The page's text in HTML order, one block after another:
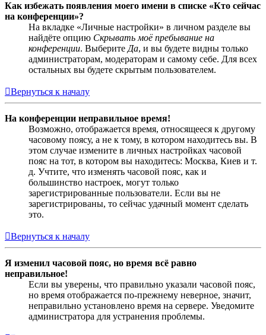
Как избежать появления моего имени в списке «Кто сейчас
на конференции»?
На вкладке «Личные настройки» в личном разделе вы
найдёте опцию Скрывать моё пребывание на
конференции. Выберите Да, и вы будете видны только
администраторам, модераторам и самому себе. Для всех
остальных вы будете скрытым пользователем.
Вернуться к началу
На конференции неправильное время!
Возможно, отображается время, относящееся к другому
часовому поясу, а не к тому, в котором находитесь вы. В
этом случае измените в личных настройках часовой
пояс на тот, в котором вы находитесь: Москва, Киев и т.
д. Учтите, что изменять часовой пояс, как и
большинство настроек, могут только
зарегистрированные пользователи. Если вы не
зарегистрированы, то сейчас удачный момент сделать
это.
Вернуться к началу
Я изменил часовой пояс, но время всё равно
неправильное!
Если вы уверены, что правильно указали часовой пояс,
но время отображается по-прежнему неверное, значит,
неправильно установлено время на сервере. Уведомите
администратора для устранения проблемы.